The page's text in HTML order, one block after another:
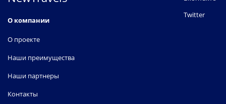
О компании
О проекте
Наши преимущества
Наши партнеры
Контакты
Twitter